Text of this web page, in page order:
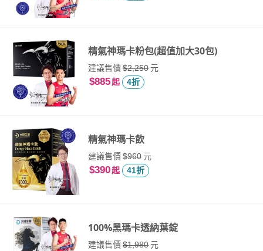
精氣神瑪卡粉包(超值加大30包)
建議售價$2,250元
$885起 4折
精氣神瑪卡飲
建議售價$960元
$390起 41折
100%黑瑪卡透納葉錠
建議售價$1,980元